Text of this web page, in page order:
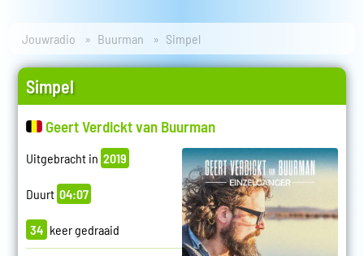
Jouwradio Buurman Simpel
Simpel
Geert Verdickt van Buurman
Uitgebracht in 2019
Duurt 04:07
34 keer gedraaid